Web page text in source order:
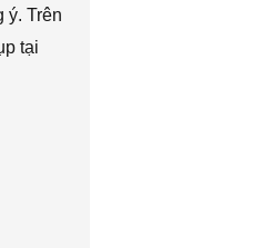
ý. Trên
tại